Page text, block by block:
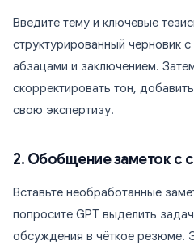
Введите тему и ключевые
структурированный черновик
абзацами и заключением.
скорректировать тон,
свою экспертизу.
2. Обобщение заметок с
Вставьте необработанные
попросите GPT выделить
обсуждения в чёткое резюме.